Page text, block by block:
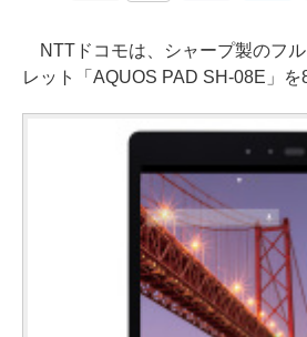
NTTドコモは、シャープ製のフ
レット「AQUOS PAD SH-08E」を